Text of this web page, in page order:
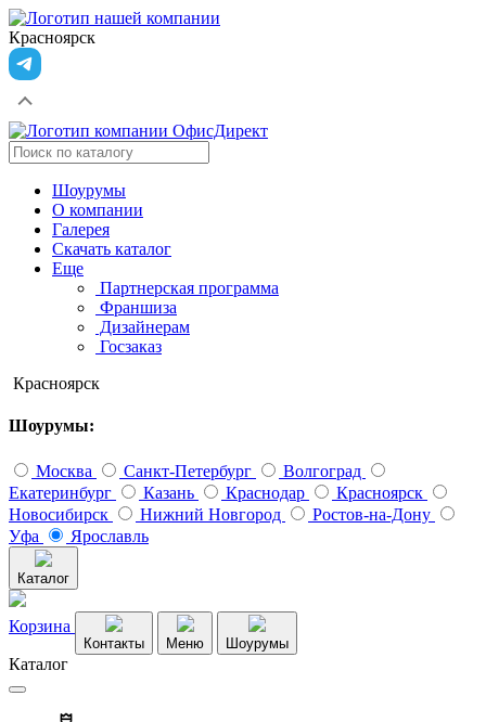
Красноярск
Шоурумы
О компании
Галерея
Скачать каталог
Еще
Партнерская программа
Франшиза
Дизайнерам
Госзаказ
Красноярск
Шоурумы:
Москва Санкт-Петербург
Волгоград
Екатеринбург
Казань Краснодар
Красноярск
Новосибирск
Нижний Новгород
Ростов-на-Дону
Уфа
Ярославль
Каталог
Корзина
Контакты Меню Шоурумы
Каталог